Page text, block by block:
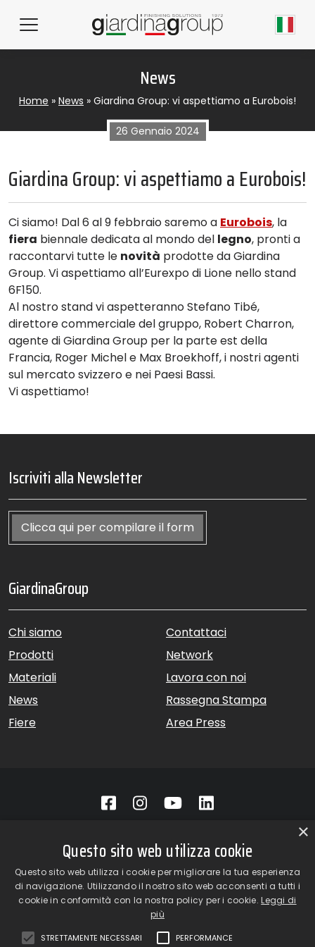
News
Home » News » Giardina Group: vi aspettiamo a Eurobois!
26 Gennaio 2024
Giardina Group: vi aspettiamo a Eurobois!
Ci siamo! Dal 6 al 9 febbraio saremo a Eurobois, la
fiera biennale dedicata al mondo del legno, pronti a
raccontarvi tutte le novità prodotte da Giardina
Group. Vi aspettiamo all’Eurexpo di Lione nello stand
6F150.
Al nostro stand vi aspetteranno Stefano Tibé,
direttore commerciale del gruppo, Robert Charron,
agente di Giardina Group per la parte est della
Francia, Roger Michel e Max Broekhoff, i nostri agenti
sul mercato svizzero e nei Paesi Bassi.
Vi aspettiamo!
Iscriviti alla Newsletter
Clicca qui per compilare il form
GiardinaGroup
Chi siamo
Prodotti
Materiali
News
Fiere
Contattaci
Network
Lavora con noi
Rassegna Stampa
Area Press
22060 Figino Serenza (CO) – Italia
Showroom
Novedrate (CO) – Italia
phone +39 031 7830801 | fax +39 031 781650
|info@giardinagroup.com| pi 03229310135 | CCIAA REA
302924
×
Questo sito web utilizza cookie
Questo sito web utilizza i cookie per migliorare la tua esperienza
di navigazione. Utilizzando il nostro sito web acconsenti a tutti i
cookie in conformità con la nostra policy per i cookie. Leggi di
più
STRETTAMENTE NECESSARI PERFORMANCE